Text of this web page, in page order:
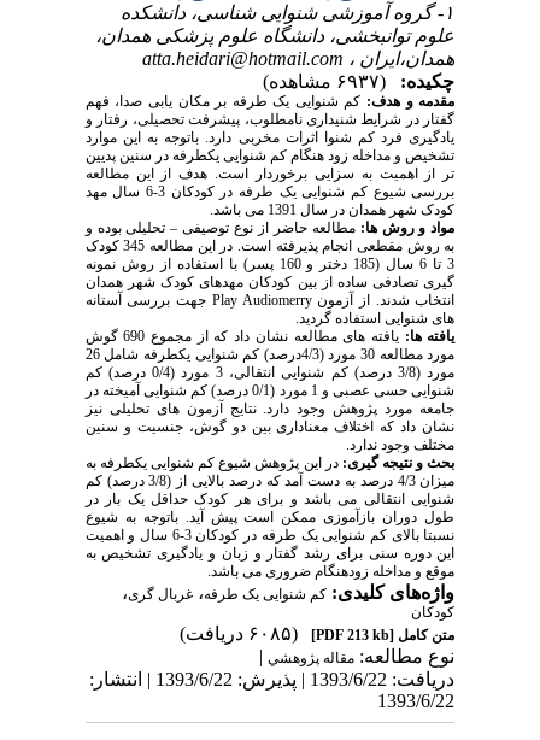
۱- گروه آموزشی شنوایی شناسی، دانشکده
علوم توانبخشی، دانشگاه علوم پزشکی همدان،
همدان،ایران ، atta.heidari@hotmail.com
چکیده:
(۶۹۳۷ مشاهده)
مقدمه و هدف: کم شنوایی یک طرفه بر مکان یابی صدا، فهم
گفتار در شرایط شنیداری نامطلوب، پیشرفت تحصیلی، رفتار و
یادگیری فرد کم شنوا اثرات مخربی دارد. باتوجه به این موارد
تشخیص و مداخله زود هنگام کم شنوایی یکطرفه در سنین پدیین
تر از اهمیت به سزایی برخوردار است. هدف از این مطالعه
بررسی شیوع کم شنوایی یک طرفه در کودکان 3-6 سال مهد
کودک شهر همدان در سال 1391 می باشد.
مواد و روش ها: مطالعه حاضر از نوع توصیفی – تحلیلی بوده و
به روش مقطعی انجام پذیرفته است. در این مطالعه 345 کودک
3 تا 6 سال (185 دختر و 160 پسر) با استفاده از روش نمونه
گیری تصادفی ساده از بین کودکان مهدهای کودک شهر همدان
انتخاب شدند. از آزمون Play Audiomerry جهت بررسی آستانه
های شنوایی استفاده گردید.
یافته ها:
یافته های مطالعه نشان داد که از مجموع 690 گوش
مورد مطالعه 30 مورد (4/3درصد) کم شنوایی یکطرفه شامل 26
مورد (3/8 درصد) کم شنوایی انتقالی، 3 مورد (0/4 درصد) کم
شنوایی حسی عصبی و 1 مورد (0/1 درصد) کم شنوایی آمیخته در
جامعه مورد پژوهش وجود دارد. نتایج آزمون های تحلیلی نیز
نشان داد که اختلاف معناداری بین دو گوش، جنسیت و سنین
مختلف وجود ندارد.
بحث و نتیجه گیری: در این پژوهش شیوع کم شنوایی یکطرفه به
میزان 4/3 درصد به دست آمد که درصد بالایی از (3/8 درصد) کم
شنوایی انتقالی می باشد و برای هر کودک حداقل یک بار در
طول دوران بازآموزی ممکن است پیش آید. باتوجه به شیوع
نسبتا بالای کم شنوایی یک طرفه در کودکان 3-6 سال و اهمیت
این دوره سنی برای رشد گفتار و زبان و یادگیری تشخیص به
موقع و مداخله زودهنگام ضروری می باشد.
واژه‌های کلیدی: کم شنوایی یک طرفه، غربال گری،
کودکان
متن کامل [PDF 213 kb]
(۶۰۸۵ دریافت)
نوع مطالعه: مقاله پژوهشي|
دریافت: 1393/6/22 | پذیرش: 1393/6/22 | انتشار:
1393/6/22